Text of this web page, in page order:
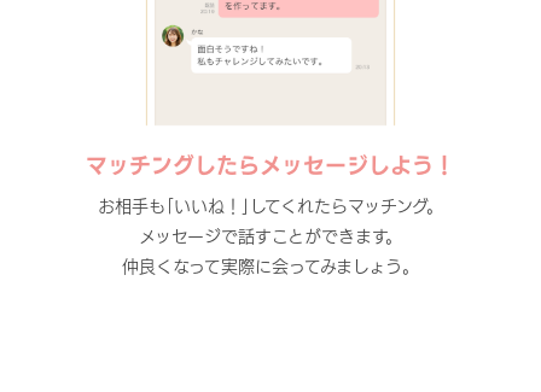
マッチングしたらメッセージしよう！
お相手も｢いいね！｣してくれたらマッチング。
メッセージで話すことができます。
仲良くなって実際に会ってみましょう。